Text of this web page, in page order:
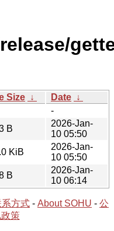
Size ↓ Date ↓
-
B
2026-Jan-
10 05:50
KiB
2026-Jan-
10 05:50
B
2026-Jan-
10 06:14
系方式 - About SOHU - 公
策